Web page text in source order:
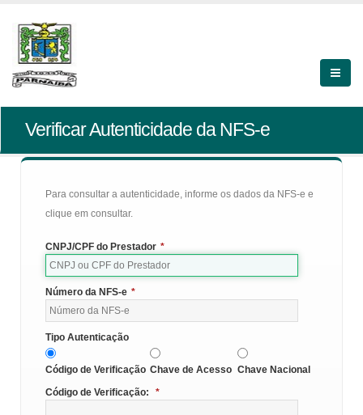
Verificar Autenticidade da NFS-e
Para consultar a autenticidade, informe os dados da NFS-e e
clique em consultar.
CNPJ/CPF do Prestador *
Número da NFS-e *
Tipo Autenticação
Código de Verificação Chave de Acesso Chave Nacional
Código de Verificação:
*